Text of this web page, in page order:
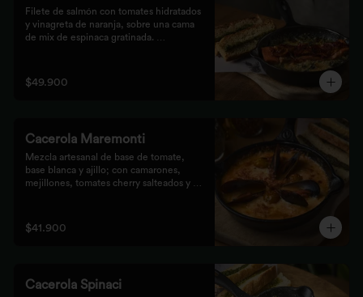
Filete de salmón con tomates hidratados
y vinagreta de naranja, sobre una cama
de mix de espinaca gratinada.
$49.900
Cacerola Maremonti
Mezcla artesanal de base de tomate,
base blanca y ajillo; con camarones,
mejillones, tomates cherry salteados y
pan focaccia con pesto verde rústico.
$41.900
Cacerola Spinaci